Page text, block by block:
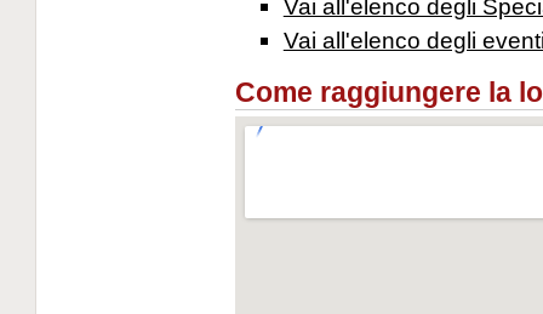
Vai all'elenco degli
Vai all'elenco degli
Come raggiungere la